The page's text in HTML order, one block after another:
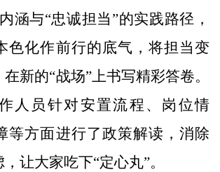
涵与“忠诚担当”的实践路径，
色化作前行的底气，将担当变
新的“战场”上书写精彩答卷。
人员针对安置流程、岗位情
等方面进行了政策解读，消除
让大家吃下“定心丸”。